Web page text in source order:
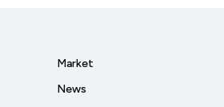
Market
News